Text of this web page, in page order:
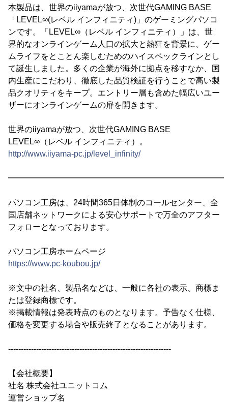
本製品は、世界のiiyamaが放つ、次世代GAMING BASE
「LEVEL∞(レベル インフィニティ)」のゲーミングパソコ
ンです。「LEVEL∞（レベル インフィニティ）」は、世
界的なオンラインゲーム人口の拡大と熱狂を背景に、ゲー
ムライフをとことん楽しむためのハイスペックラインとし
て誕生しました。多くの企業が海外に拠点を移すなか、国
内生産にこだわり、徹底した品質検証を行うことで高い製
品クオリティをキープ。エントリー層も含めた幅広いユー
ザーにオンラインゲームの扉を開きます。
世界のiiyamaが放つ、次世代GAMING BASE
LEVEL∞（レベル インフィニティ）。
http://www.iiyama-pc.jp/level_infinity/
パソコン工房は、24時間365日体制のコールセンター、全
国店舗ネットワークによる安心サポートで万全のアフター
フォローとなっております。
パソコン工房ホームページ
https://www.pc-koubou.jp/
※文中の社名、製品名などは、一般に各社の表示、商標ま
たは登録商標です。
※掲載情報は発表時点のものとなります。予告なく仕様、
価格を変更する場合や販売終了となることがあります。
----------------------------------------------------------------
【会社概要】
社名 株式会社ユニットコム
運営ショップ名